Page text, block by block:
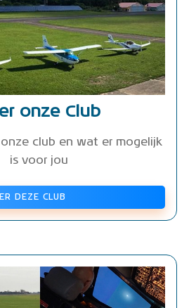
onze Club
onze club en wat er mogelijk
is voor jou
DEZE CLUB